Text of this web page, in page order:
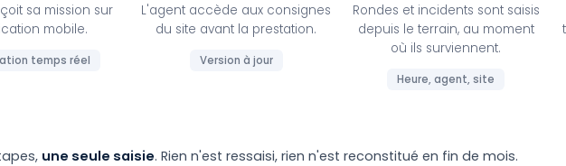
sa mission sur
mobile.
temps réel
L'agent accède aux consignes
du site avant la prestation.
Version à jour
Rondes et incidents sont saisis
depuis le terrain, au moment
où ils surviennent.
Heure, agent, site
une seule saisie. Rien n'est ressaisi, rien n'est reconstitué en fin de mois.